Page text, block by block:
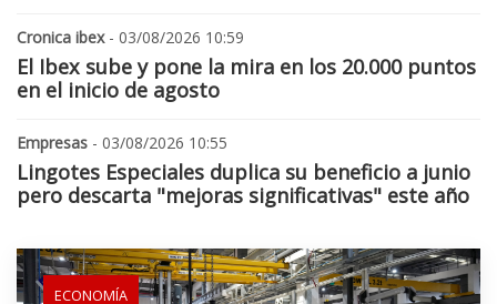
Cronica ibex- 03/08/2026 10:59
El Ibex sube y pone la mira en los 20.000 puntos
en el inicio de agosto
Empresas - 03/08/2026 10:55
Lingotes Especiales duplica su beneficio a junio
pero descarta "mejoras significativas" este año
ECONOMÍA